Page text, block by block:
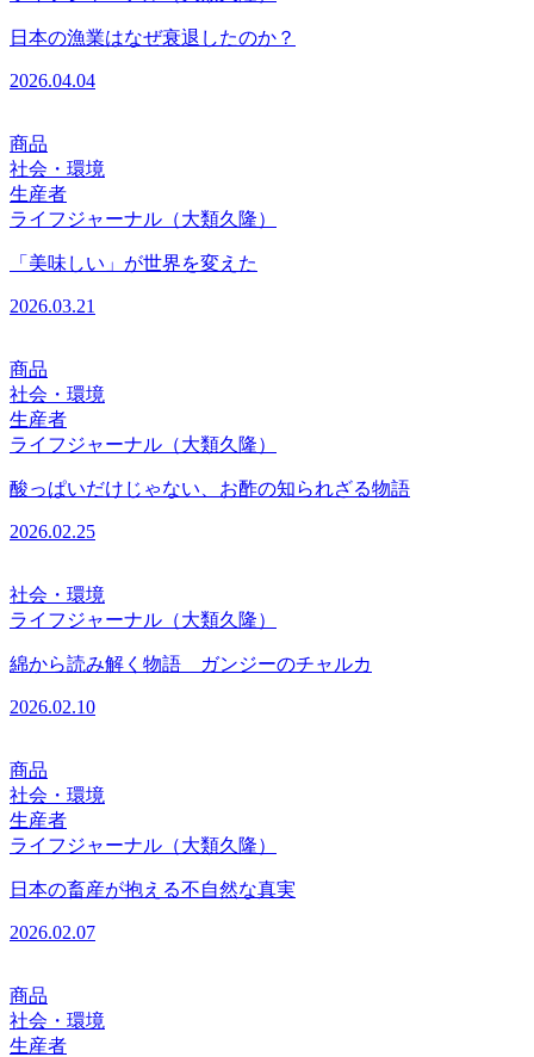
日本の漁業はなぜ衰退したのか？
2026.04.04
商品
社会・環境
生産者
ライフジャーナル（大類久隆）
「美味しい」が世界を変えた
2026.03.21
商品
社会・環境
生産者
ライフジャーナル（大類久隆）
酸っぱいだけじゃない、お酢の知られざる物語
2026.02.25
社会・環境
ライフジャーナル（大類久隆）
綿から読み解く物語 ガンジーのチャルカ
2026.02.10
商品
社会・環境
生産者
ライフジャーナル（大類久隆）
日本の畜産が抱える不自然な真実
2026.02.07
商品
社会・環境
生産者